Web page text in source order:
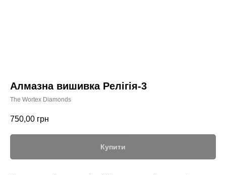
Алмазна вишивка Релігія-3
The Wortex Diamonds
750,00 грн
Купити